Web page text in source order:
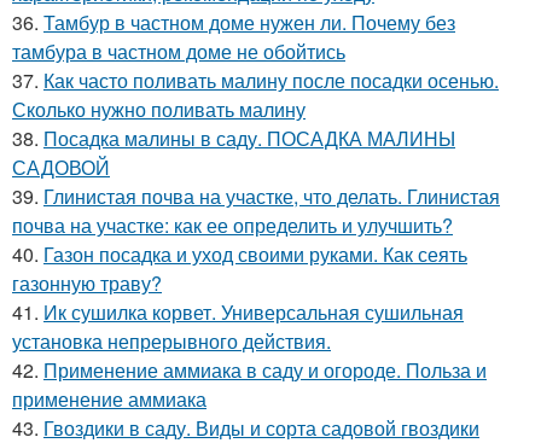
36. Тамбур в частном доме нужен ли. Почему без
тамбура в частном доме не обойтись
37. Как часто поливать малину после посадки осенью.
Сколько нужно поливать малину
38. Посадка малины в саду. ПОСАДКА МАЛИНЫ
САДОВОЙ
39. Глинистая почва на участке, что делать. Глинистая
почва на участке: как ее определить и улучшить?
40. Газон посадка и уход своими руками. Как сеять
газонную траву?
41. Ик сушилка корвет. Универсальная сушильная
установка непрерывного действия.
42. Применение аммиака в саду и огороде. Польза и
применение аммиака
43. Гвоздики в саду. Виды и сорта садовой гвоздики